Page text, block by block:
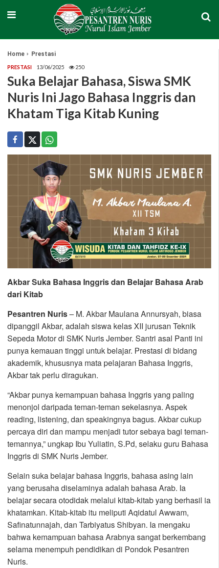
Home Prestasi
PRESTASI 13/06/2025 250
Suka Belajar Bahasa, Siswa SMK
Nuris Ini Jago Bahasa Inggris dan
Khatam Tiga Kitab Kuning
Akbar Suka Bahasa Inggris dan Belajar Bahasa Arab
dari Kitab
Pesantren Nuris– M. Akbar Maulana Annursyah, biasa
dipanggil Akbar, adalah siswa kelas XII jurusan Teknik
Sepeda Motor di SMK Nuris Jember. Santri asal Panti ini
punya kemauan tinggi untuk belajar. Prestasi di bidang
akademik, khususnya mata pelajaran Bahasa Inggris,
Akbar tak perlu diragukan.
“Akbar punya kemampuan bahasa Inggris yang paling
menonjol daripada teman-teman sekelasnya. Aspek
reading, listening, dan speakingnya bagus. Akbar cukup
percaya diri dan mampu menjadi tutor sebaya bagi teman-
temannya,” ungkap Ibu Yuliatin, S.Pd, selaku guru Bahasa
Inggris di SMK Nuris Jember.
Selain suka belajar bahasa Inggris, bahasa asing lain
yang berusaha diselaminya adalah bahasa Arab. Ia
belajar secara otodidak melalui kitab-kitab yang berhasil ia
khatamkan. Kitab-kitab itu meliputi Aqidatul Awwam,
Safinatunnajah, dan Tarbiyatus Shibyan. Ia mengaku
bahwa kemampuan bahasa Arabnya sangat berkembang
selama menempuh pendidikan di Pondok Pesantren
Nuris.